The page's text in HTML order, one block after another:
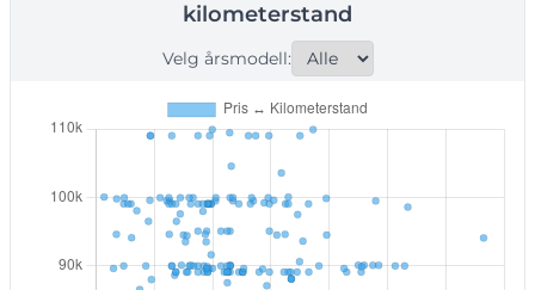
kilometerstand
Velg årsmodell: